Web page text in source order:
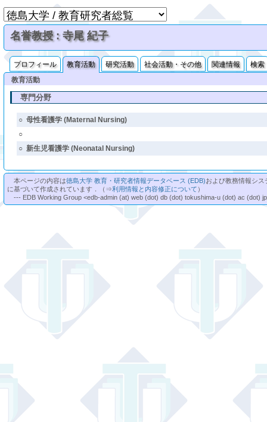
名誉教授 : 寺尾 紀子
プロフィール 教育活動 研究活動 社会活動・その他 関連情報
検索
教育活動
専門分野
○ 母性看護学 (Maternal Nursing)
○
○ 新生児看護学 (Neonatal Nursing)
本ページの内容は徳島大学 教育・研究者情報データベース (EDB)および教務情報シ
に基づいて作成されています．（⇒利用情報と内容修正について ）
--- EDB Working Group <edb-admin (at) web (dot) db (dot) tokushima-u (dot) ac (dot)